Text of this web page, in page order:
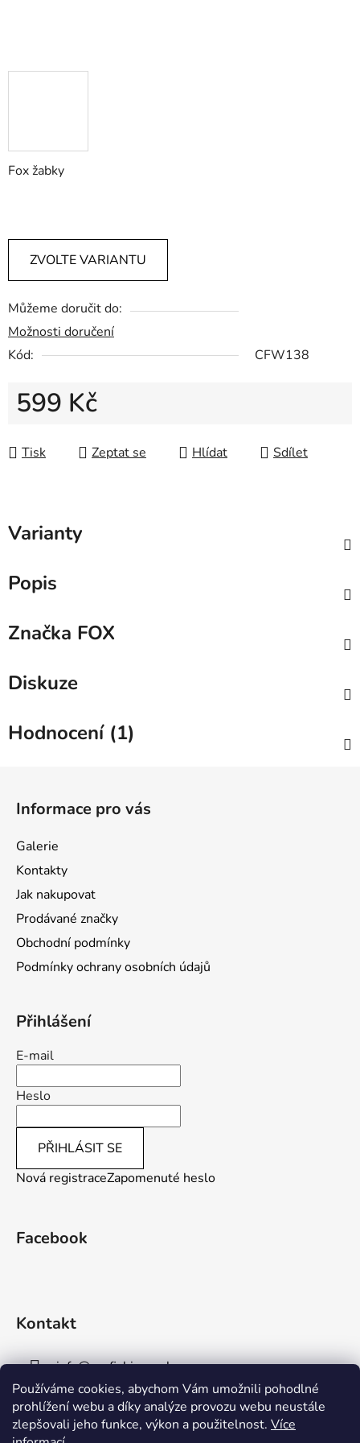
Používáme cookies, abychom Vám umožnili pohodlné
prohlížení webu a díky analýze provozu webu neustále
zlepšovali jeho funkce, výkon a použitelnost. Více
Fox žabky
ZVOLTE VARIANTU
Můžeme doručit do:
Možnosti doručení
Kód:
CFW138
599 Kč
Tisk
Zeptat se Hlídat Sdílet
Varianty
Popis
Značka FOX
Diskuze
Hodnocení (1)
Informace pro vás
Galerie
Kontakty
Jak nakupovat
Prodávané značky
Obchodní podmínky
Podmínky ochrany osobních údajů
Přihlášení
E-mail
Heslo
PŘIHLÁSIT SE
Nová registraceZapomenuté heslo
Facebook
Kontakt
info@aaafishingpraha.cz
778 011 878